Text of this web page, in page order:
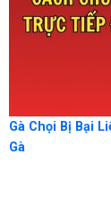
Gà Chọi Bị Bại
Gà